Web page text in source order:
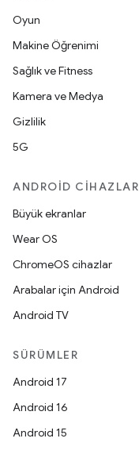
Oyun
Makine Öğrenimi
Sağlık ve Fitness
Kamera ve Medya
Gizlilik
5G
ANDROID CIHAZLAR
Büyük ekranlar
Wear OS
ChromeOS cihazlar
Arabalar için Android
Android TV
SÜRÜMLER
Android 17
Android 16
Android 15